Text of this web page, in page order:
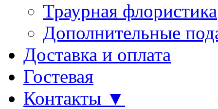
Траурная флористика
Дополнительные
Доставка и оплата
Гостевая
Контакты ▼